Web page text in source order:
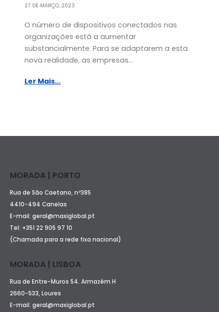
27 DE MARÇO, 2023
O número de dispositivos conectados nas
organizações está a aumentar
substancialmente. Para se adaptarem a esta
nova realidade, as empresas...
Ler Mais...
MORADA | PORTO
Rua de São Caetano, nº385
4410-494 Canelas
E-mail: geral@maxiglobal.pt
Tel: +351 22 905 97 10
(Chamada para a rede fixa nacional)
MORADA | LISBOA
Rua de Entre-Muros 54. Armazém H
2660-533, Loures
E-mail: geral@maxiglobal.pt